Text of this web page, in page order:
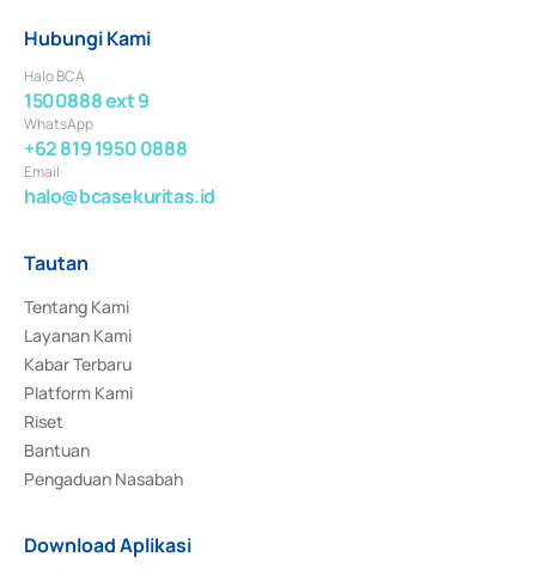
Hubungi Kami
Halo BCA
1500888 ext 9
WhatsApp
+62 819 1950 0888
Email
halo@bcasekuritas.id
Tautan
Tentang Kami
Layanan Kami
Kabar Terbaru
Platform Kami
Riset
Bantuan
Pengaduan Nasabah
Download Aplikasi